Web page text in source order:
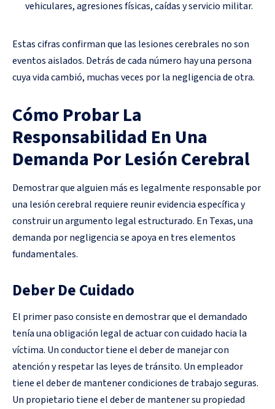
vehiculares, agresiones físicas, caídas y servicio militar.
Estas cifras confirman que las lesiones cerebrales no son
eventos aislados. Detrás de cada número hay una persona
cuya vida cambió, muchas veces por la negligencia de otra.
Cómo Probar La
Responsabilidad En Una
Demanda Por Lesión Cerebral
Demostrar que alguien más es legalmente responsable por
una lesión cerebral requiere reunir evidencia específica y
construir un argumento legal estructurado. En Texas, una
demanda por negligencia se apoya en tres elementos
fundamentales.
Deber De Cuidado
El primer paso consiste en demostrar que el demandado
tenía una obligación legal de actuar con cuidado hacia la
víctima. Un conductor tiene el deber de manejar con
atención y respetar las leyes de tránsito. Un empleador
tiene el deber de mantener condiciones de trabajo seguras.
Un propietario tiene el deber de mantener su propiedad